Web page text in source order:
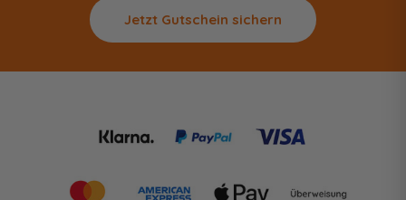
Jetzt Gutschein sichern